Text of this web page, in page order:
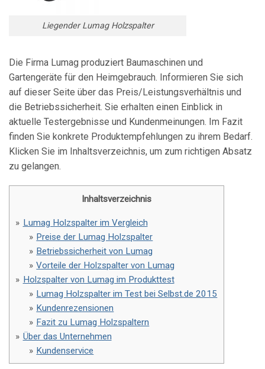
Liegender Lumag Holzspalter
Die Firma Lumag produziert Baumaschinen und
Gartengeräte für den Heimgebrauch. Informieren Sie sich
auf dieser Seite über das Preis/Leistungsverhältnis und
die Betriebssicherheit. Sie erhalten einen Einblick in
aktuelle Testergebnisse und Kundenmeinungen. Im Fazit
finden Sie konkrete Produktempfehlungen zu ihrem Bedarf.
Klicken Sie im Inhaltsverzeichnis, um zum richtigen Absatz
zu gelangen.
Inhaltsverzeichnis
Lumag Holzspalter im Vergleich
Preise der Lumag Holzspalter
Betriebssicherheit von Lumag
Vorteile der Holzspalter von Lumag
Holzspalter von Lumag im Produkttest
Lumag Holzspalter im Test bei Selbst.de 2015
Kundenrezensionen
Fazit zu Lumag Holzspaltern
Über das Unternehmen
Kundenservice